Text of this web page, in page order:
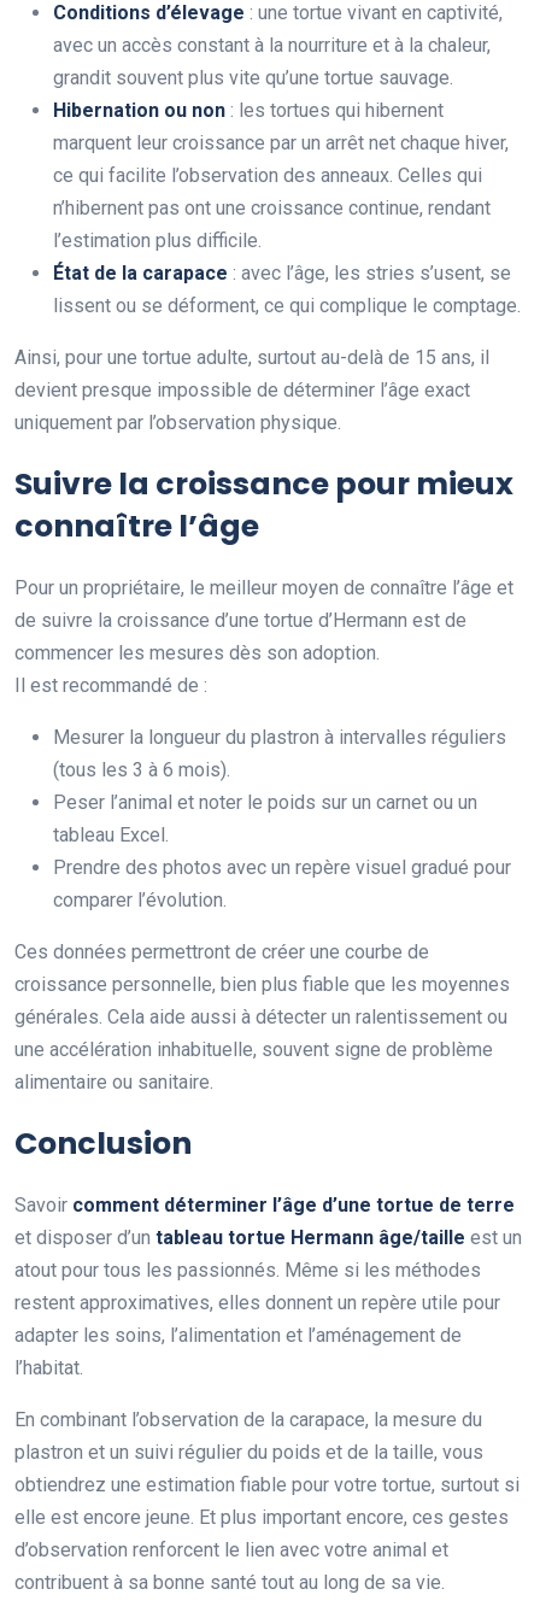
Conditions d’élevage : une tortue vivant en captivité,
avec un accès constant à la nourriture et à la chaleur,
grandit souvent plus vite qu’une tortue sauvage.
Hibernation ou non : les tortues qui hibernent
marquent leur croissance par un arrêt net chaque hiver,
ce qui facilite l’observation des anneaux. Celles qui
n’hibernent pas ont une croissance continue, rendant
l’estimation plus difficile.
État de la carapace : avec l’âge, les stries s’usent, se
lissent ou se déforment, ce qui complique le comptage.
Ainsi, pour une tortue adulte, surtout au-delà de 15 ans, il
devient presque impossible de déterminer l’âge exact
uniquement par l’observation physique.
Suivre la croissance pour mieux
connaître l’âge
Pour un propriétaire, le meilleur moyen de connaître l’âge et
de suivre la croissance d’une tortue d’Hermann est de
commencer les mesures dès son adoption.
Il est recommandé de :
Mesurer la longueur du plastron à intervalles réguliers
(tous les 3 à 6 mois).
Peser l’animal et noter le poids sur un carnet ou un
tableau Excel.
Prendre des photos avec un repère visuel gradué pour
comparer l’évolution.
Ces données permettront de créer une courbe de
croissance personnelle, bien plus fiable que les moyennes
générales. Cela aide aussi à détecter un ralentissement ou
une accélération inhabituelle, souvent signe de problème
alimentaire ou sanitaire.
Conclusion
Savoir comment déterminer l’âge d’une tortue de terre
et disposer d’un tableau tortue Hermann âge/taille est un
atout pour tous les passionnés. Même si les méthodes
restent approximatives, elles donnent un repère utile pour
adapter les soins, l’alimentation et l’aménagement de
l’habitat.
En combinant l’observation de la carapace, la mesure du
plastron et un suivi régulier du poids et de la taille, vous
obtiendrez une estimation fiable pour votre tortue, surtout si
elle est encore jeune. Et plus important encore, ces gestes
d’observation renforcent le lien avec votre animal et
contribuent à sa bonne santé tout au long de sa vie.